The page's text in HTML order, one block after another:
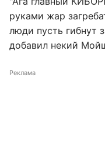
руками жар
люди пусть гибнут
добавил некий
Реклама